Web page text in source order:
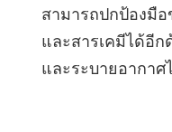
สามารถปกป้องมื
และสารเคมีได้อี
และระบายอากาศ